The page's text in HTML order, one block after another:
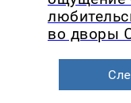
во дворы